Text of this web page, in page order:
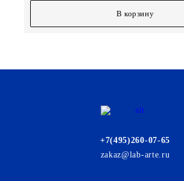
В корзину
+7(495)260-07-65
zakaz@lab-arte.ru